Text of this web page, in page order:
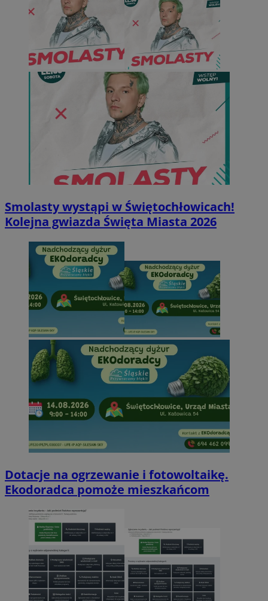
Smolasty wystąpi w Świętochłowicach!
Kolejna gwiazda Święta Miasta 2026
Dotacje na ogrzewanie i fotowoltaikę.
Ekodoradca pomoże mieszkańcom